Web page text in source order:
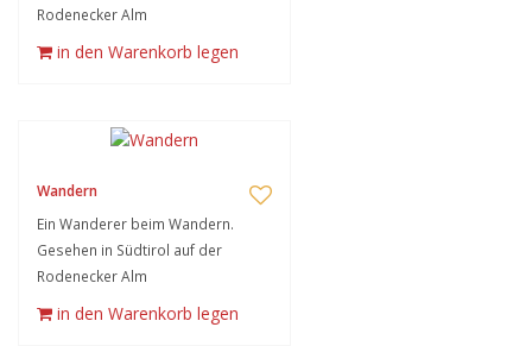
Rodenecker Alm
in den Warenkorb legen
Wandern
Ein Wanderer beim Wandern.
Gesehen in Südtirol auf der
Rodenecker Alm
in den Warenkorb legen